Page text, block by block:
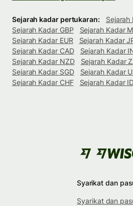
Sejarah kadar pertukaran:
Sejarah
Sejarah Kadar GBP
Sejarah Kadar
Sejarah Kadar EUR
Sejarah Kadar
Sejarah Kadar CAD
Sejarah Kadar
Sejarah Kadar NZD
Sejarah Kadar
Sejarah Kadar SGD
Sejarah Kadar
Sejarah Kadar CHF
Sejarah Kadar
Syarikat dan
Syarikat dan